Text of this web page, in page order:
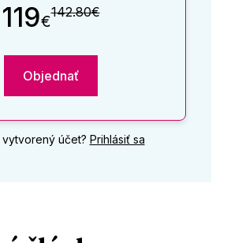
119€142.80€
Objednať
vytvorený účet? Prihlásiť sa